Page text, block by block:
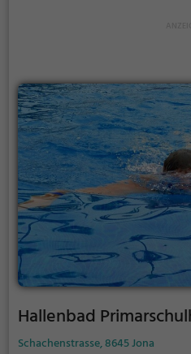
Hallenbad
Schachenstrasse, 8645 Jona